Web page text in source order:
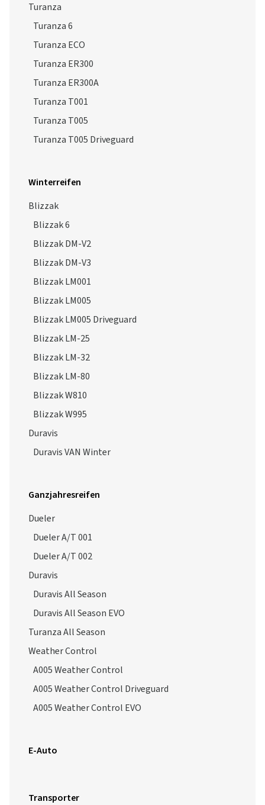
Turanza
Turanza 6
Turanza ECO
Turanza ER300
Turanza ER300A
Turanza T001
Turanza T005
Turanza T005 Driveguard
Winterreifen
Blizzak
Blizzak 6
Blizzak DM-V2
Blizzak DM-V3
Blizzak LM001
Blizzak LM005
Blizzak LM005 Driveguard
Blizzak LM-25
Blizzak LM-32
Blizzak LM-80
Blizzak W810
Blizzak W995
Duravis
Duravis VAN Winter
Ganzjahresreifen
Dueler
Dueler A/T 001
Dueler A/T 002
Duravis
Duravis All Season
Duravis All Season EVO
Turanza All Season
Weather Control
A005 Weather Control
A005 Weather Control Driveguard
A005 Weather Control EVO
E-Auto
Transporter